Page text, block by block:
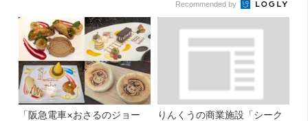
Recommended by
「阪急電車×おさるのジョー
りんくうの商業施設「シーク